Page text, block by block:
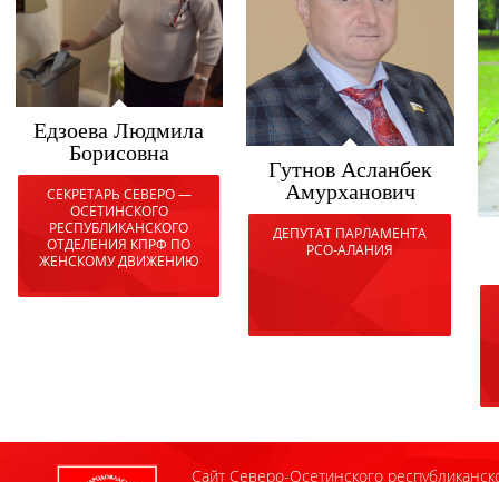
Едзоева Людмила
Борисовна
СЕКРЕТАРЬ СЕВЕРО —
ОСЕТИНСКОГО
РЕСПУБЛИКАНСКОГО
ОТДЕЛЕНИЯ КПРФ ПО
ЖЕНСКОМУ ДВИЖЕНИЮ
Гутнов Асланбек
Амурханович
ДЕПУТАТ ПАРЛАМЕНТА
РСО-АЛАНИЯ
Сайт Северо-Осетинского